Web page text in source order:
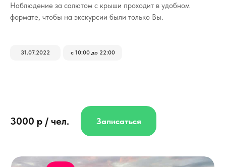
Наблюдение за салютом с крыши проходит в удобном
формате, чтобы на экскурсии были только Вы.
3000 р / чел.
31.07.2022 с 10:00 до 22:00
Записаться